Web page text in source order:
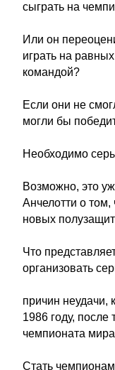
сыграть на
Или он
играть на
командой?
Если они не
могли бы
Необходимо
Возможно, это
Анчелотти о том,
новых
Что
организовать
причин неудачи,
1986 году, после
чемпионата
Стать